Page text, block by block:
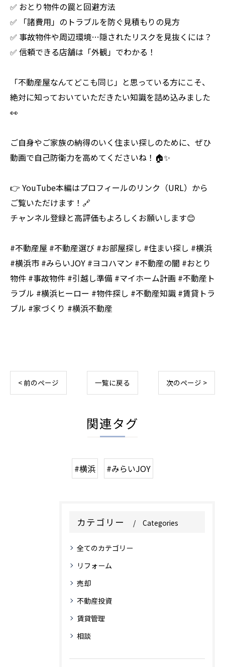
✅ おとり物件の罠と回避方法
✅ 「諸費用」のトラブルを防ぐ見積もりの見方
✅ 事故物件や周辺環境…隠されたリスクを見抜くには？
✅ 信頼できる店舗は「外観」でわかる！
「不動産屋なんてどこも同じ」と思っている方にこそ、
絶対に知っておいていただきたい知識を詰め込みました
👀
ご自身やご家族の納得のいく住まい探しのために、ぜひ
動画で自己防衛力を高めてくださいね！🏠✨
👉 YouTube本編はプロフィールのリンク（URL）から
ご覧いただけます！🔗
チャンネル登録と高評価もよろしくお願いします😊
#不動産屋 #不動産選び #お部屋探し #住まい探し #横浜
#横浜市 #みらいJOY #ヨコハマン #不動産の闇 #おとり
物件 #事故物件 #引越し準備 #マイホーム計画 #不動産ト
ラブル #横浜ヒーロー #物件探し #不動産知識 #賃貸トラ
ブル #家づくり #横浜不動産
< 前のページ 一覧に戻る 次のページ >
関連タグ
#横浜 #みらいJOY
カテゴリー Categories
全てのカテゴリー
リフォーム
売却
不動産投資
賃貸管理
相談